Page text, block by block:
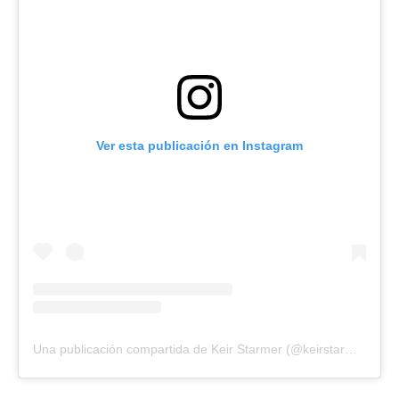
Ver esta publicación en Instagram